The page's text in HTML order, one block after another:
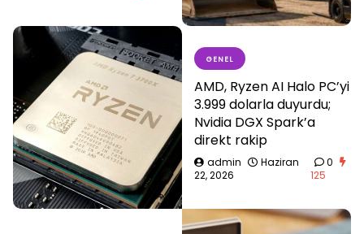
GENEL
AMD, Ryzen AI Halo PC’yi
3.999 dolarla duyurdu;
Nvidia DGX Spark’a
direkt rakip
admin
Haziran
22, 2026
0
125